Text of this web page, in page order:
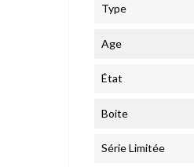
Type
Age
État
Boite
Série Limitée